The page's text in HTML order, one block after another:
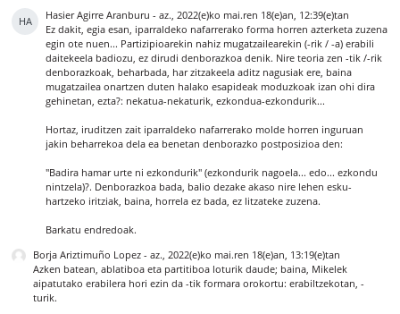
HA Hasier Agirre Aranburu -az., 2022(e)ko mai.ren 18(e)an, 12:39(e)tan
Ez dakit, egia esan, iparraldeko nafarrerako forma horren azterketa zuzena
egin ote nuen... Partizipioarekin nahiz mugatzailearekin (-rik / -a) erabili
daitekeela badiozu, ez dirudi denborazkoa denik. Nire teoria zen -tik /-rik
denborazkoak, beharbada, har zitzakeela aditz nagusiak ere, baina
mugatzailea onartzen duten halako esapideak moduzkoak izan ohi dira
gehinetan, ezta?: nekatua-nekaturik, ezkondua-ezkondurik...
Hortaz, iruditzen zait iparraldeko nafarrerako molde horren inguruan
jakin beharrekoa dela ea benetan denborazko postposizioa den:
"Badira hamar urte ni ezkondurik" (ezkondurik nagoela... edo... ezkondu
nintzela)?. Denborazkoa bada, balio dezake akaso nire lehen esku-
hartzeko iritziak, baina, horrela ez bada, ez litzateke zuzena.
Barkatu endredoak.
Borja Ariztimuño Lopez -az., 2022(e)ko mai.ren 18(e)an, 13:19(e)tan
Azken batean, ablatiboa eta partitiboa loturik daude; baina, Mikelek
aipatutako erabilera hori ezin da -tik formara orokortu: erabiltzekotan, -
turik.